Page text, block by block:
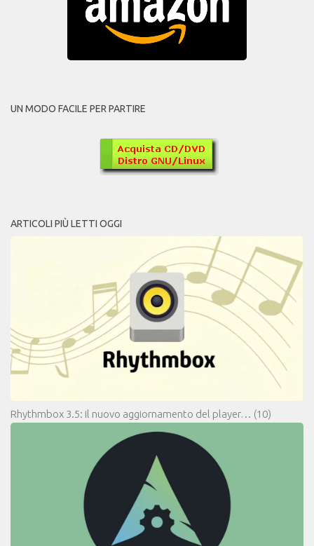
UN MODO FACILE PER PARTIRE
ARTICOLI PIÙ LETTI OGGI
Rhythmbox 3.5: il nuovo aggiornamento del player… (10)